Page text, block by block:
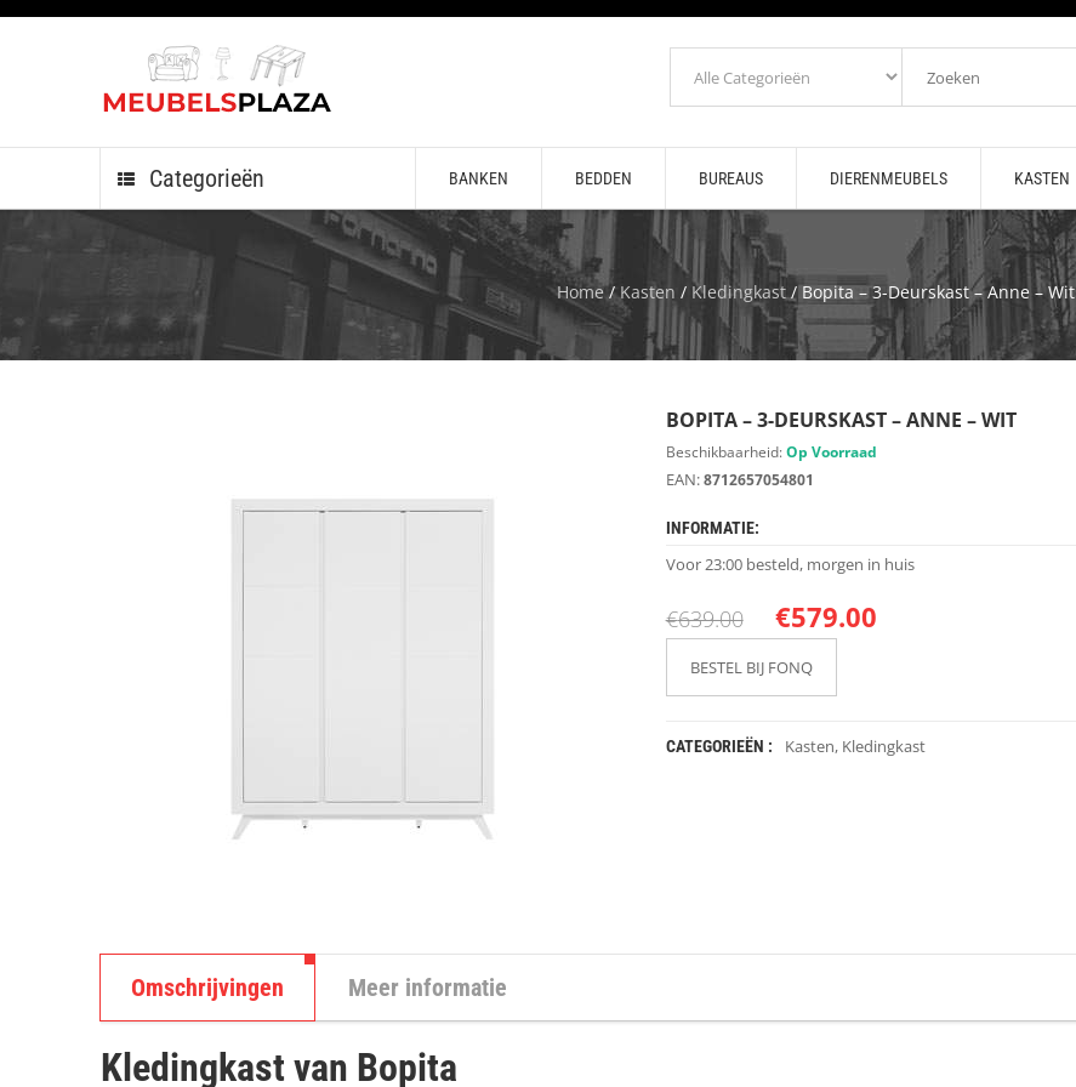
Categorieën BANKEN BEDDEN BUREAUS DIERENMEUBELS KASTEN
Home/Kasten / Kledingkast/ Bopita – 3-Deurskast – Anne – Wit
BOPITA – 3-DEURSKAST – ANNE – WIT
Beschikbaarheid:Op Voorraad
EAN:8712657054801
INFORMATIE:
Voor 23:00 besteld, morgen in huis
€639.00 €579.00
BESTEL BIJ FONQ
CATEGORIEËN : Kasten, Kledingkast
Omschrijvingen Meer informatie
Kledingkast van Bopita